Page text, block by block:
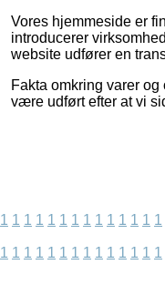
Vores hjemmeside er
introducerer
website udfører en
Fakta omkring varer
være udført efter at vi
1 1 1 1 1 1 1 1 1 1 1 1 1 1
1 1 1 1 1 1 1 1 1 1 1 1 1 1